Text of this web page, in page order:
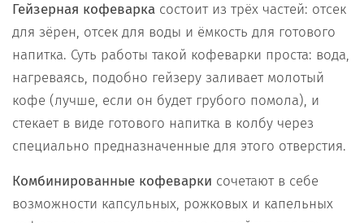
Гейзерная кофеварка состоит из трёх частей: отсек
для зёрен, отсек для воды и ёмкость для готового
напитка. Суть работы такой кофеварки проста: вода,
нагреваясь, подобно гейзеру заливает молотый
кофе (лучше, если он будет грубого помола), и
стекает в виде готового напитка в колбу через
специально предназначенные для этого отверстия.
Комбинированные кофеварки сочетают в себе
возможности капсульных, рожковых и капельных